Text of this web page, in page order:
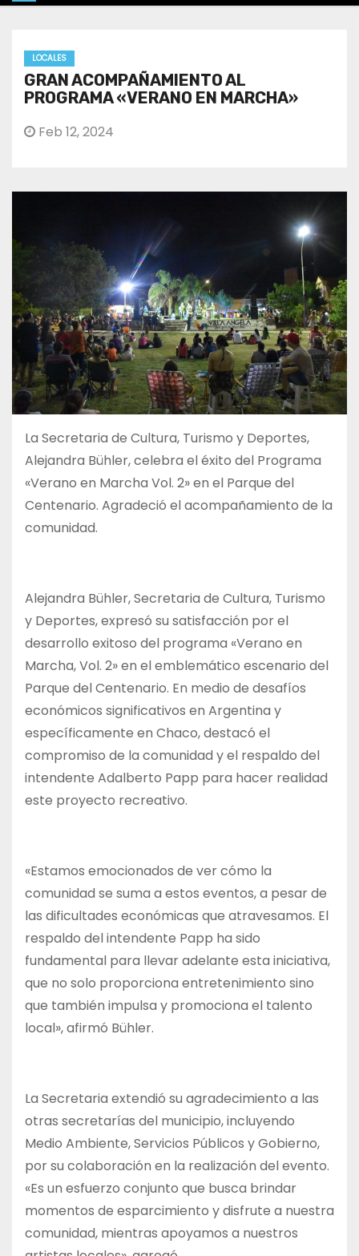
LOCALES
GRAN ACOMPAÑAMIENTO AL
PROGRAMA «VERANO EN MARCHA»
Feb 12, 2024
La Secretaria de Cultura, Turismo y Deportes,
Alejandra Bühler, celebra el éxito del Programa
«Verano en Marcha Vol. 2» en el Parque del
Centenario. Agradeció el acompañamiento de la
comunidad.
Alejandra Bühler, Secretaria de Cultura, Turismo
y Deportes, expresó su satisfacción por el
desarrollo exitoso del programa «Verano en
Marcha, Vol. 2» en el emblemático escenario del
Parque del Centenario. En medio de desafíos
económicos significativos en Argentina y
específicamente en Chaco, destacó el
compromiso de la comunidad y el respaldo del
intendente Adalberto Papp para hacer realidad
este proyecto recreativo.
«Estamos emocionados de ver cómo la
comunidad se suma a estos eventos, a pesar de
las dificultades económicas que atravesamos. El
respaldo del intendente Papp ha sido
fundamental para llevar adelante esta iniciativa,
que no solo proporciona entretenimiento sino
que también impulsa y promociona el talento
local», afirmó Bühler.
La Secretaria extendió su agradecimiento a las
otras secretarías del municipio, incluyendo
Medio Ambiente, Servicios Públicos y Gobierno,
por su colaboración en la realización del evento.
«Es un esfuerzo conjunto que busca brindar
momentos de esparcimiento y disfrute a nuestra
comunidad, mientras apoyamos a nuestros